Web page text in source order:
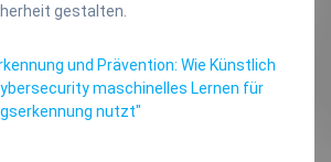
gestalten.
und Prävention: Wie Künstlich
maschinelles Lernen für
nutzt"